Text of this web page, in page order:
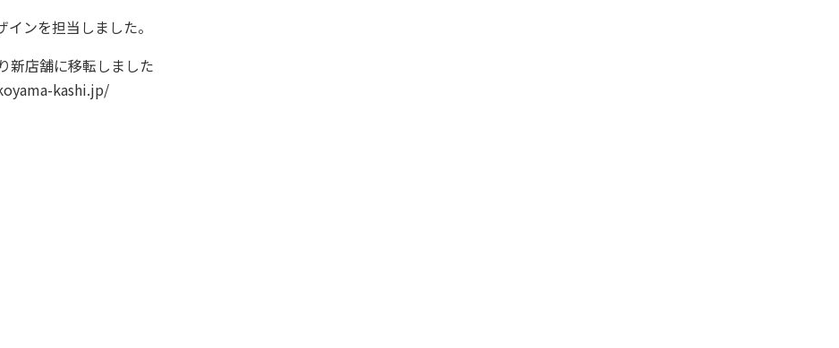
インを担当しました。
新店舗に移転しました
kashi.jp/